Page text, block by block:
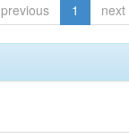
previous 1 next